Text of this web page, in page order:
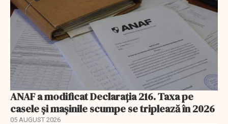
ANAF a modificat Declarația 216. Taxa pe
casele și mașinile scumpe se triplează în 2026
05 AUGUST 2026